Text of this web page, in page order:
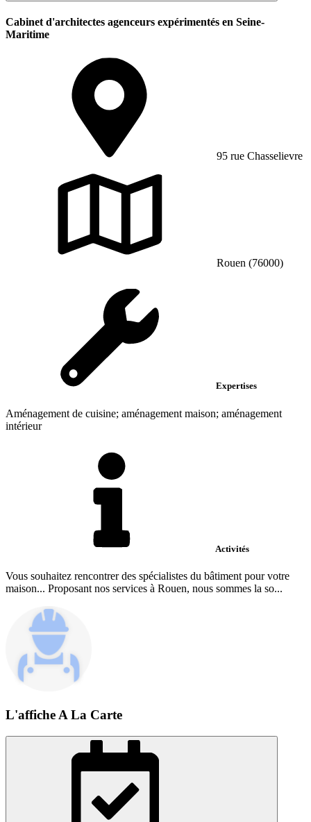
Cabinet d'architectes agenceurs expérimentés en Seine-
Maritime
95 rue Chasselievre
Rouen (76000)
Expertises
Aménagement de cuisine; aménagement maison; aménagement
intérieur
Activités
Vous souhaitez rencontrer des spécialistes du bâtiment pour votre
maison... Proposant nos services à Rouen, nous sommes la so...
L'affiche A La Carte